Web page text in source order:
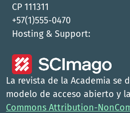
CP 111311
+57(1)555-0470
Hosting & Support:
La revista de la Academia se
modelo de acceso abierto y
Commons Attribution-